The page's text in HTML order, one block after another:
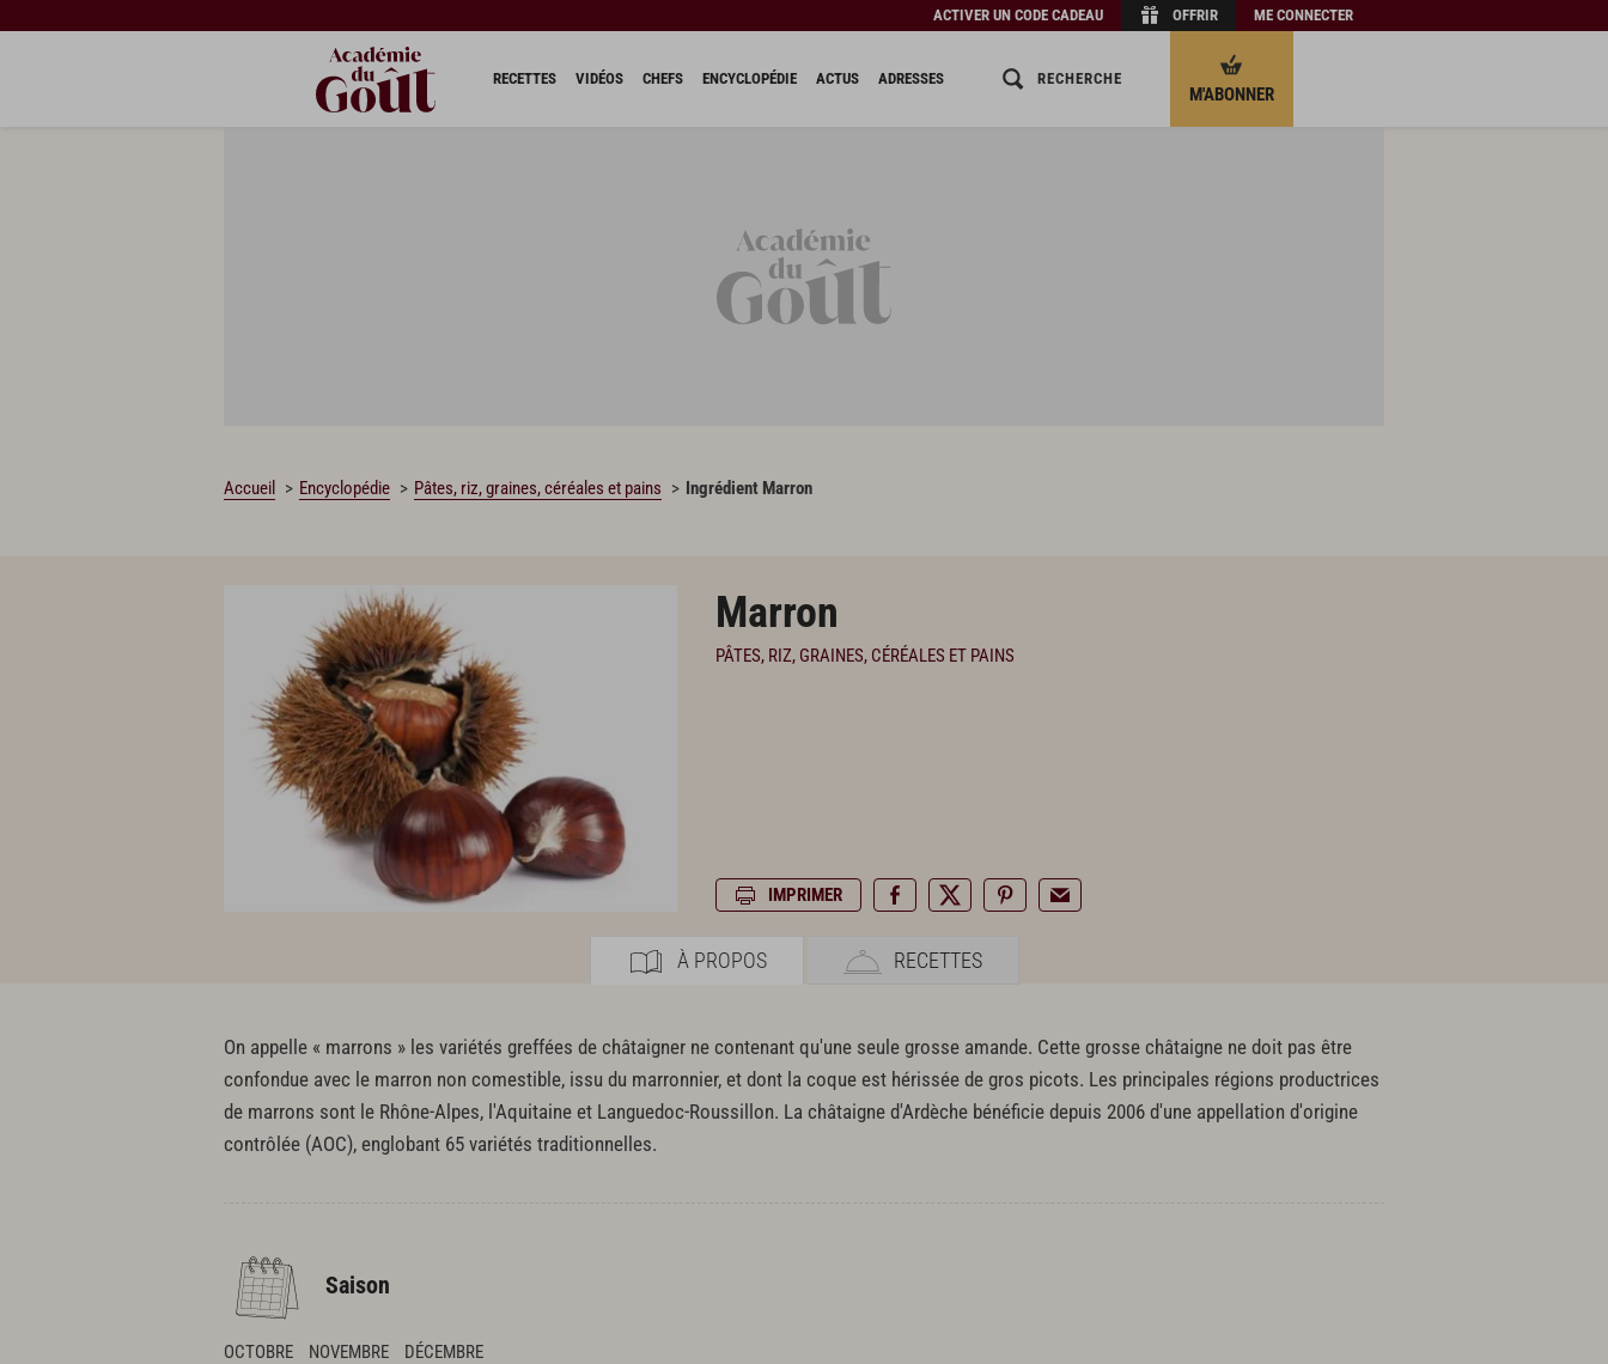
ACTIVER UN CODE CADEAU OFFRIR ME CONNECTER
RECETTES VIDÉOS CHEFS ENCYCLOPÉDIE ACTUS ADRESSES RECHERCHE
M'ABONNER
Accueil Encyclopédie Pâtes, riz, graines, céréales et pains Ingrédient Marron
Marron
PÂTES, RIZ, GRAINES, CÉRÉALES ET PAINS
IMPRIMER
À PROPOS RECETTES
On appelle « marrons » les variétés greffées de châtaigner ne contenant qu'une seule grosse amande. Cette grosse châtaigne ne doit pas être
confondue avec le marron non comestible, issu du marronnier, et dont la coque est hérissée de gros picots. Les principales régions productrices
de marrons sont le Rhône-Alpes, l'Aquitaine et Languedoc-Roussillon. La châtaigne d'Ardèche bénéficie depuis 2006 d'une appellation d'origine
contrôlée (AOC), englobant 65 variétés traditionnelles.
Saison
OCTOBRE NOVEMBRE DÉCEMBRE